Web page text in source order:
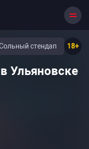
18+
стендап
Ульяновске